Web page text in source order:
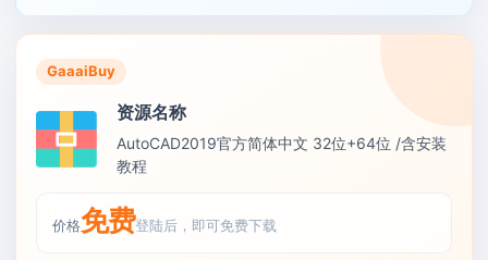
GaaaiBuy
资源名称
AutoCAD2019官方简体中文 32位+64位 /含安装
教程
价格免费登陆后，即可免费下载